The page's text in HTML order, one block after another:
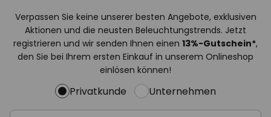
Verpassen Sie keine unserer besten Angebote, exklusiven
Aktionen und die neusten Beleuchtungstrends. Jetzt
registrieren und wir senden Ihnen einen 13%-Gutschein*,
den Sie bei Ihrem ersten Einkauf in unserem Onlineshop
einlösen können!
Privatkunde Unternehmen